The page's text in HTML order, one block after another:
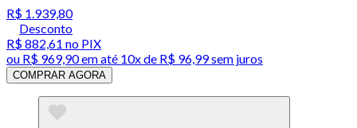
R$ 1.939,80
Desconto
R$ 882,61 no PIX
ou R$ 969,90em até 10x de R$ 96,99 sem juros
COMPRAR AGORA